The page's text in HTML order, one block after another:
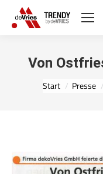
Von
Sie befinden
Start Presse